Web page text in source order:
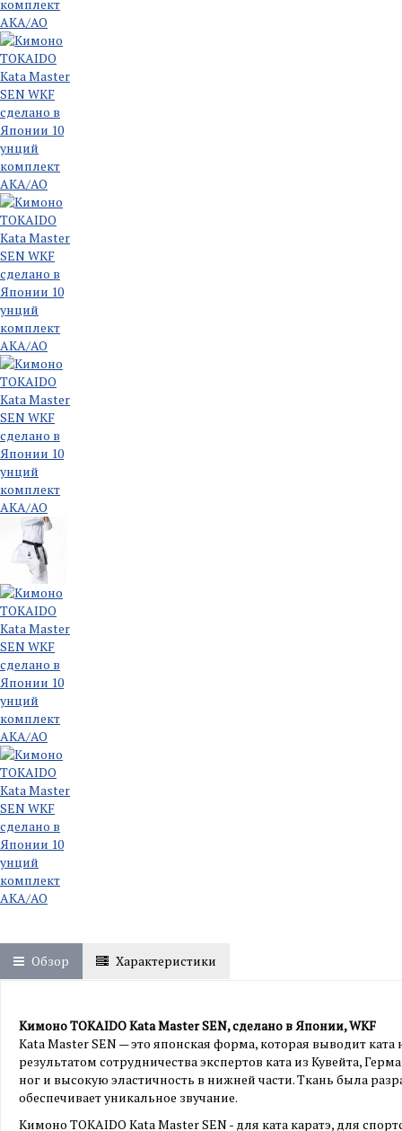
Обзор Характеристики
Кимоно TOKAIDO Kata Master SEN, сделано в Японии, WKF
Kata Master SEN — это японская форма, которая выводит
результатом сотрудничества экспертов ката из Кувейта,
ног и высокую эластичность в нижней части. Ткань была
обеспечивает уникальное звучание.
Кимоно TOKAIDO Kata Master SEN - для ката каратэ, для